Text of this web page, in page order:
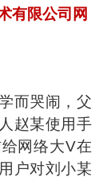
有限公司网
而哭闹，父
赵某使用手
网络大V在
户对刘小某